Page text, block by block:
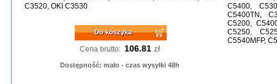
C3520, OKI C3530
Do koszyka
Cena brutto: 106.81 zł
Dostępność: mało - czas wysyłki 48h
C5400,
C5400TN,
C5200,
C5250,
C5540MFP,